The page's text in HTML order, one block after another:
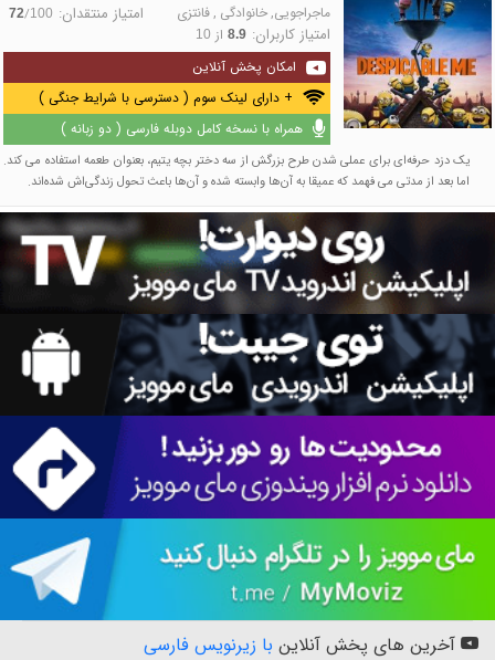
ماجراجویی, خانوادگی , فانتزی امتیاز منتقدان: 72/100
امتیاز کاربران: 8.9از 10
امکان پخش آنلاین
+ دارای لینک سوم ( دسترسی با شرایط جنگی )
همراه با نسخه کامل دوبله فارسی ( دو زبانه )
یک دزد حرفه‌ای برای عملی شدن طرح بزرگش از سه دختر بچه یتیم، بعنوان طعمه استفاده می کند.
اما بعد از مدتی می فهمد که عمیقا به آن‌ها وابسته شده و آن‌ها باعث تحول زندگی‌اش شده‌اند.
آخرین های پخش آنلاین با زیرنویس فارسی